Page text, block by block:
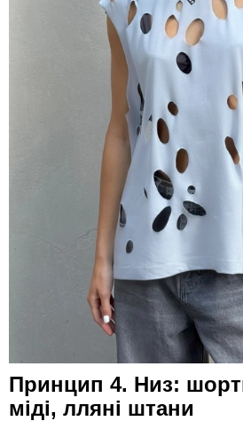
Принцип 4. Низ:
міді, лляні штани